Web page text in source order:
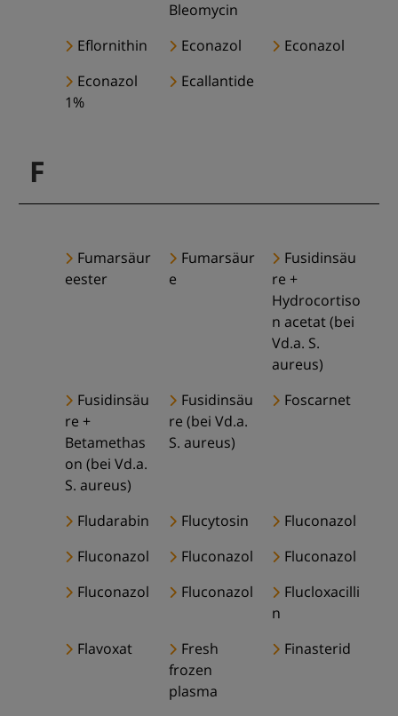
Bleomycin
Eflornithin
Econazol
Econazol
Econazol
1%
Ecallantide
F
Fumarsäur
eester
Fumarsäur
e
Fusidinsäu
re +
Hydrocortiso
n acetat (bei
Vd.a. S.
aureus)
Fusidinsäu
re +
Betamethas
on (bei Vd.a.
S. aureus)
Fusidinsäu
re (bei Vd.a.
S. aureus)
Foscarnet
Fludarabin Flucytosin
Fluconazol
Fluconazol
Fluconazol
Fluconazol
Fluconazol
Fluconazol
Flucloxacilli
n
Flavoxat
Fresh
frozen
plasma
Finasterid